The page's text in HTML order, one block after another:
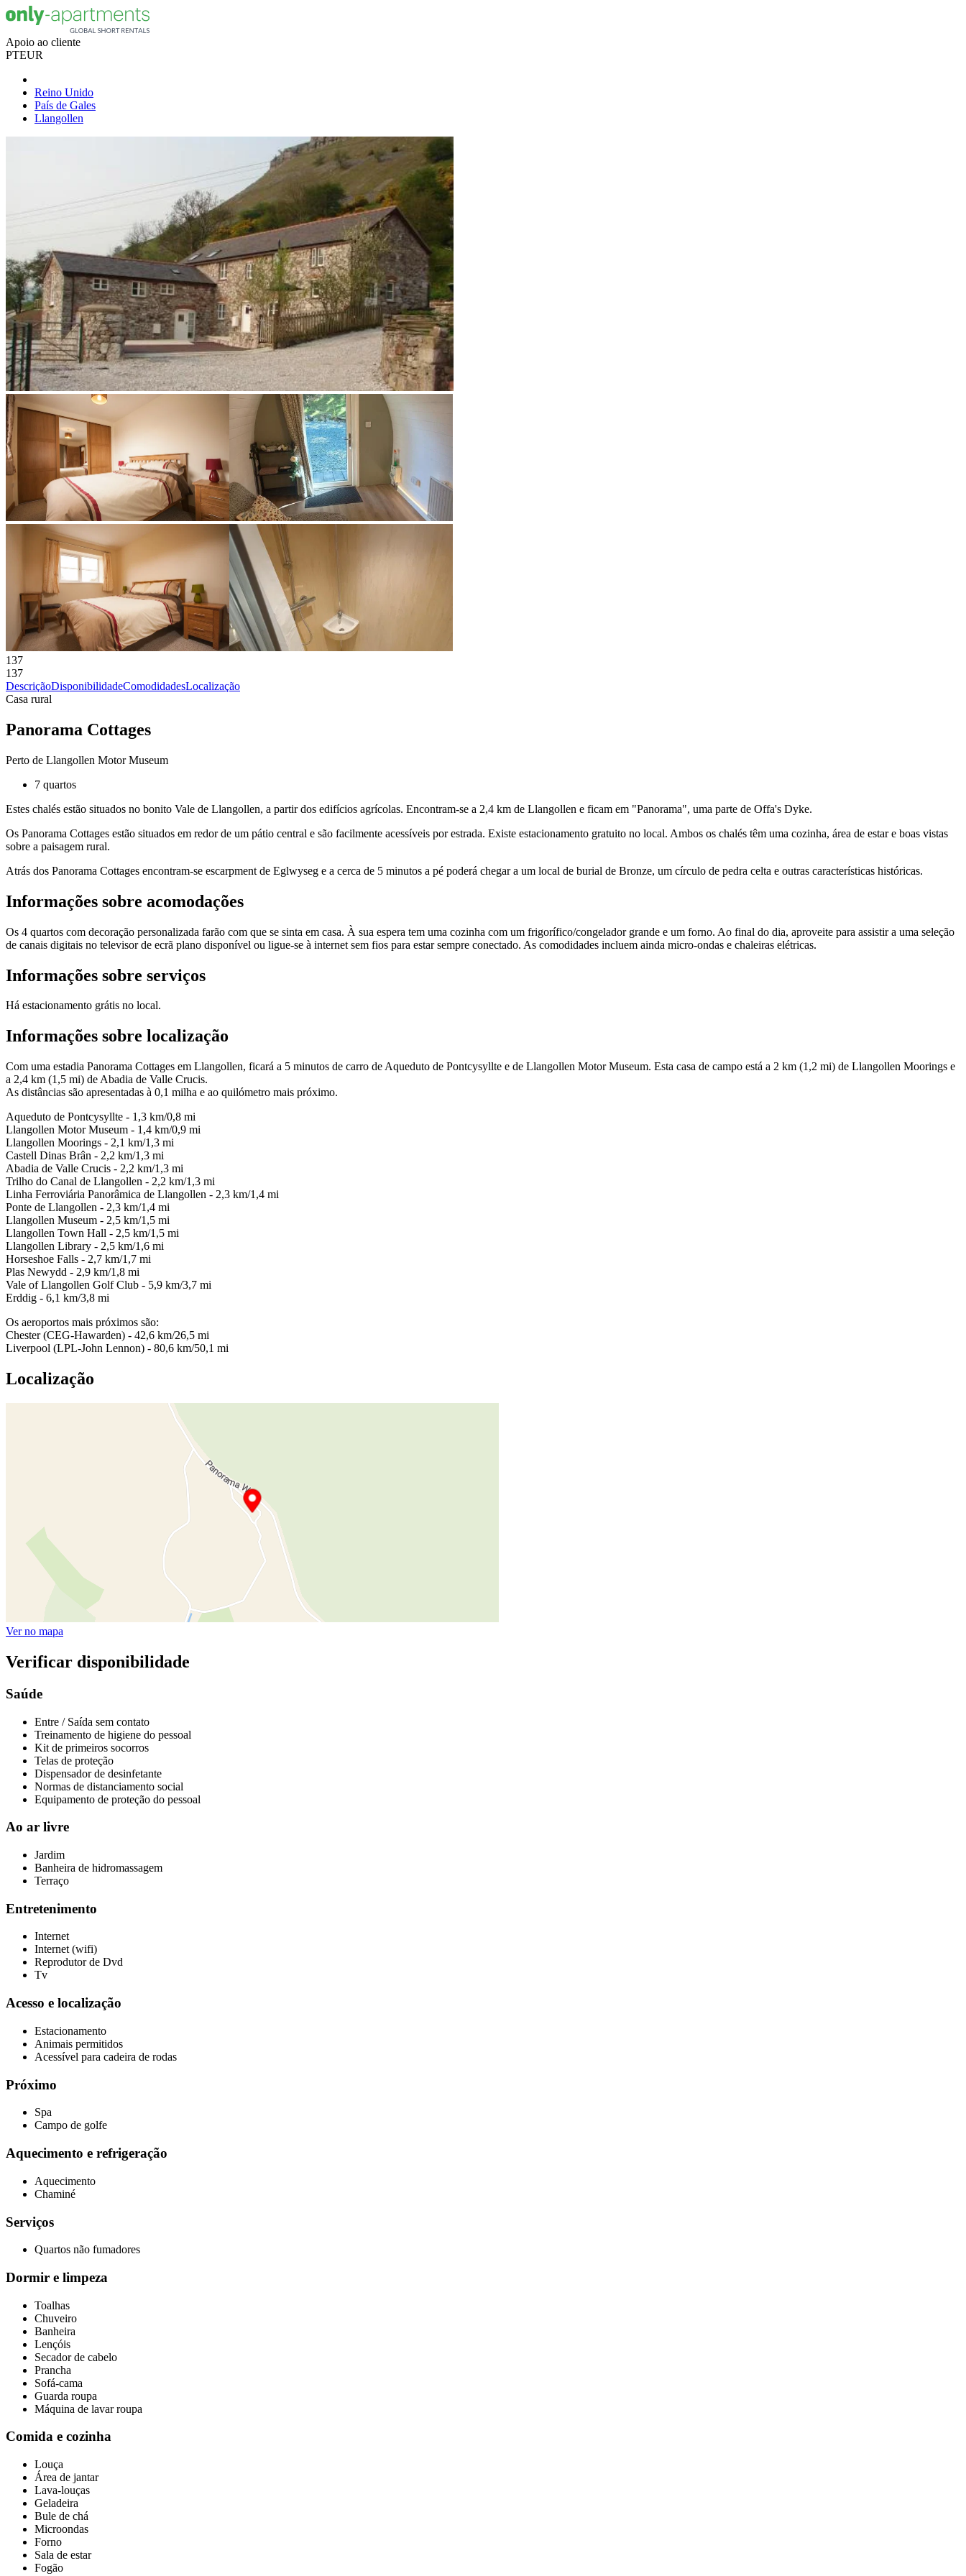
Apoio ao cliente
PTEUR
Reino Unido
País de Gales
Llangollen
137
137
DescriçãoDisponibilidadeComodidadesLocalização
Casa rural
Panorama Cottages
Perto de Llangollen Motor Museum
7 quartos
Estes chalés estão situados no bonito Vale de Llangollen, a partir dos edifícios agrícolas. Encontram-se a 2,4 km de Llangollen e ficam em "Panorama", uma parte de Offa's Dyke.
Os Panorama Cottages estão situados em redor de um pátio central e são facilmente acessíveis por estrada. Existe estacionamento gratuito no local. Ambos os chalés têm uma cozinha, área de estar e boas vistas
sobre a paisagem rural.
Atrás dos Panorama Cottages encontram-se escarpment de Eglwyseg e a cerca de 5 minutos a pé poderá chegar a um local de burial de Bronze, um círculo de pedra celta e outras características históricas.
Informações sobre acomodações
Os 4 quartos com decoração personalizada farão com que se sinta em casa. À sua espera tem uma cozinha com um frigorífico/congelador grande e um forno. Ao final do dia, aproveite para assistir a uma seleção
de canais digitais no televisor de ecrã plano disponível ou ligue-se à internet sem fios para estar sempre conectado. As comodidades incluem ainda micro-ondas e chaleiras elétricas.
Informações sobre serviços
Há estacionamento grátis no local.
Informações sobre localização
Com uma estadia Panorama Cottages em Llangollen, ficará a 5 minutos de carro de Aqueduto de Pontcysyllte e de Llangollen Motor Museum. Esta casa de campo está a 2 km (1,2 mi) de Llangollen Moorings e
a 2,4 km (1,5 mi) de Abadia de Valle Crucis.
As distâncias são apresentadas à 0,1 milha e ao quilómetro mais próximo.
Aqueduto de Pontcysyllte - 1,3 km/0,8 mi
Llangollen Motor Museum - 1,4 km/0,9 mi
Llangollen Moorings - 2,1 km/1,3 mi
Castell Dinas Brân - 2,2 km/1,3 mi
Abadia de Valle Crucis - 2,2 km/1,3 mi
Trilho do Canal de Llangollen - 2,2 km/1,3 mi
Linha Ferroviária Panorâmica de Llangollen - 2,3 km/1,4 mi
Ponte de Llangollen - 2,3 km/1,4 mi
Llangollen Museum - 2,5 km/1,5 mi
Llangollen Town Hall - 2,5 km/1,5 mi
Llangollen Library - 2,5 km/1,6 mi
Horseshoe Falls - 2,7 km/1,7 mi
Plas Newydd - 2,9 km/1,8 mi
Vale of Llangollen Golf Club - 5,9 km/3,7 mi
Erddig - 6,1 km/3,8 mi
Os aeroportos mais próximos são:
Chester (CEG-Hawarden) - 42,6 km/26,5 mi
Liverpool (LPL-John Lennon) - 80,6 km/50,1 mi
Localização
Ver no mapa
Verificar disponibilidade
Saúde
Entre / Saída sem contato
Treinamento de higiene do pessoal
Kit de primeiros socorros
Telas de proteção
Dispensador de desinfetante
Normas de distanciamento social
Equipamento de proteção do pessoal
Ao ar livre
Jardim
Banheira de hidromassagem
Terraço
Entretenimento
Internet
Internet (wifi)
Reprodutor de Dvd
Tv
Acesso e localização
Estacionamento
Animais permitidos
Acessível para cadeira de rodas
Próximo
Spa
Campo de golfe
Aquecimento e refrigeração
Aquecimento
Chaminé
Serviços
Quartos não fumadores
Dormir e limpeza
Toalhas
Chuveiro
Banheira
Lençóis
Secador de cabelo
Prancha
Sofá-cama
Guarda roupa
Máquina de lavar roupa
Comida e cozinha
Louça
Área de jantar
Lava-louças
Geladeira
Bule de chá
Microondas
Forno
Sala de estar
Fogão